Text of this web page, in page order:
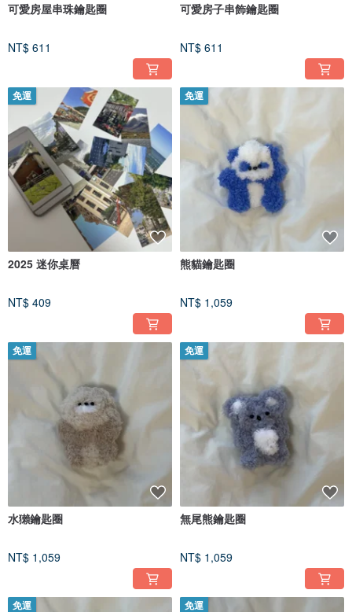
可愛房屋串珠鑰匙圈
NT$ 611
可愛房子串飾鑰匙圈
NT$ 611
免運
2025 迷你桌曆
NT$ 409
免運
熊貓鑰匙圈
NT$ 1,059
免運
水獺鑰匙圈
NT$ 1,059
免運
無尾熊鑰匙圈
NT$ 1,059
免運 免運